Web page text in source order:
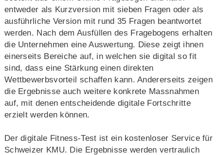
entweder als Kurzversion mit sieben Fragen oder als
ausführliche Version mit rund 35 Fragen beantwortet
werden. Nach dem Ausfüllen des Fragebogens erhalten
die Unternehmen eine Auswertung. Diese zeigt ihnen
einerseits Bereiche auf, in welchen sie digital so fit
sind, dass eine Stärkung einen direkten
Wettbewerbsvorteil schaffen kann. Andererseits zeigen
die Ergebnisse auch weitere konkrete Massnahmen
auf, mit denen entscheidende digitale Fortschritte
erzielt werden können.
Der digitale Fitness-Test ist ein kostenloser Service für
Schweizer KMU. Die Ergebnisse werden vertraulich